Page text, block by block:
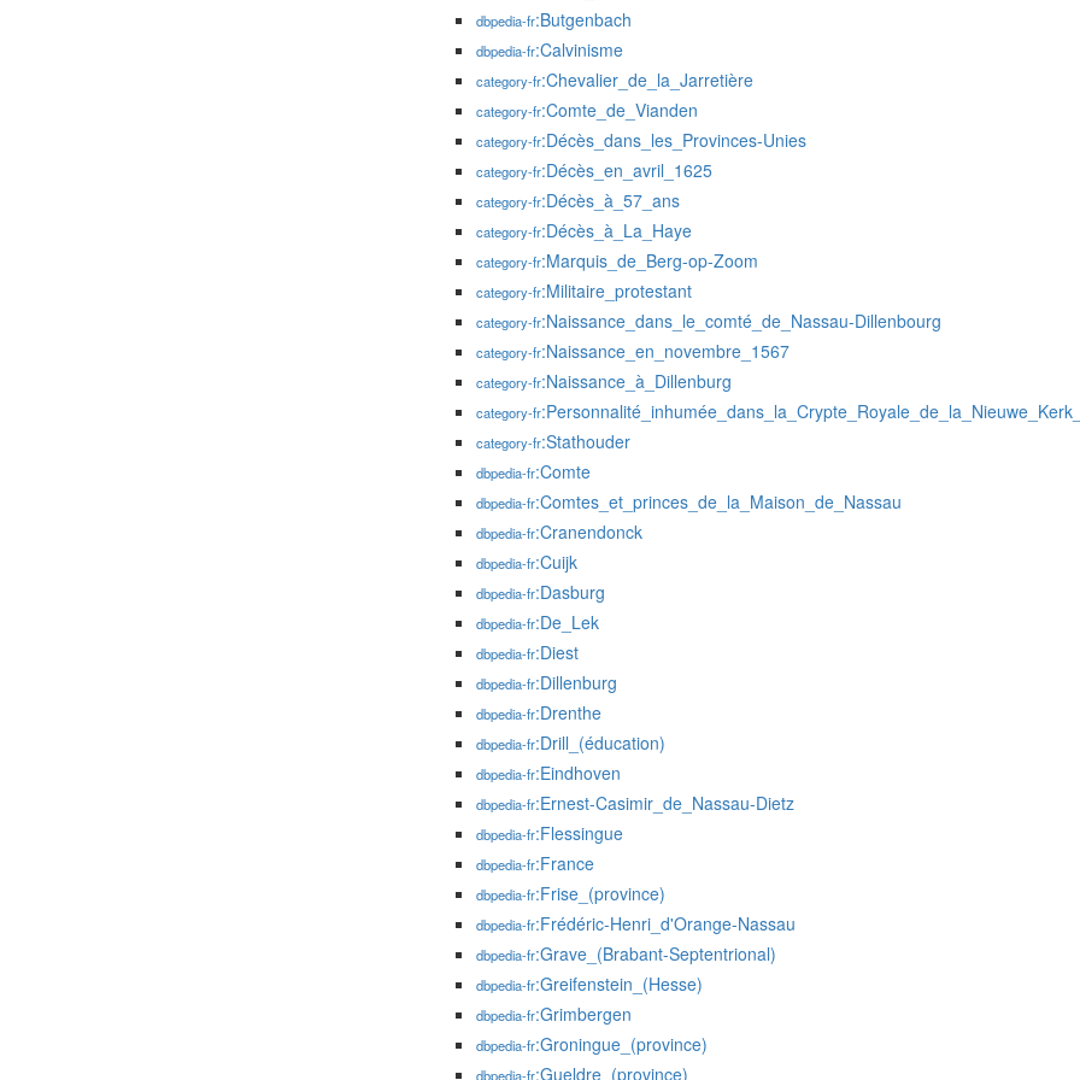
dbpedia-fr:Butgenbach
dbpedia-fr:Calvinisme
category-fr:Chevalier_de_la_Jarretière
category-fr:Comte_de_Vianden
category-fr:Décès_dans_les_Provinces-Unies
category-fr:Décès_en_avril_1625
category-fr:Décès_à_57_ans
category-fr:Décès_à_La_Haye
category-fr:Marquis_de_Berg-op-Zoom
category-fr:Militaire_protestant
category-fr:Naissance_dans_le_comté_de_Nassau-Dillenbourg
category-fr:Naissance_en_novembre_1567
category-fr:Naissance_à_Dillenburg
category-fr
category-fr:Stathouder
dbpedia-fr:Comte
dbpedia-fr:Comtes_et_princes_de_la_Maison_de_Nassau
dbpedia-fr:Cranendonck
dbpedia-fr:Cuijk
dbpedia-fr:Dasburg
dbpedia-fr:De_Lek
dbpedia-fr:Diest
dbpedia-fr:Dillenburg
dbpedia-fr:Drenthe
dbpedia-fr:Drill_(éducation)
dbpedia-fr:Eindhoven
dbpedia-fr:Ernest-Casimir_de_Nassau-Dietz
dbpedia-fr:Flessingue
dbpedia-fr:France
dbpedia-fr:Frise_(province)
dbpedia-fr:Frédéric-Henri_d'Orange-Nassau
dbpedia-fr:Grave_(Brabant-Septentrional)
dbpedia-fr:Greifenstein_(Hesse)
dbpedia-fr:Grimbergen
dbpedia-fr:Groningue_(province)
dbpedia-fr:Gueldre_(province)